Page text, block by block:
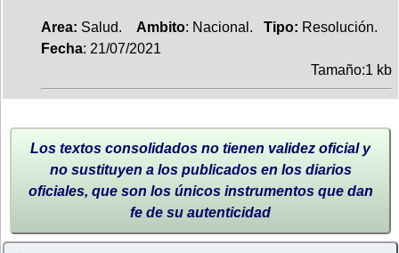
Area: Salud. Ambito: Nacional. Tipo: Resolución.
Fecha: 21/07/2021
Tamaño:1 kb
Los textos consolidados no tienen validez oficial y
no sustituyen a los publicados en los diarios
oficiales, que son los únicos instrumentos que dan
fe de su autenticidad